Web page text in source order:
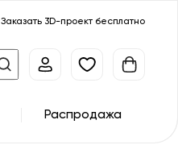
Заказать 3D-проект бесплатно
Распродажа